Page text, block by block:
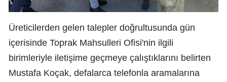
Üreticilerden gelen talepler doğrultusunda gün
içerisinde Toprak Mahsulleri Ofisi'nin ilgili
birimleriyle iletişime geçmeye çalıştıklarını belirten
Mustafa Koçak, defalarca telefonla aramalarına